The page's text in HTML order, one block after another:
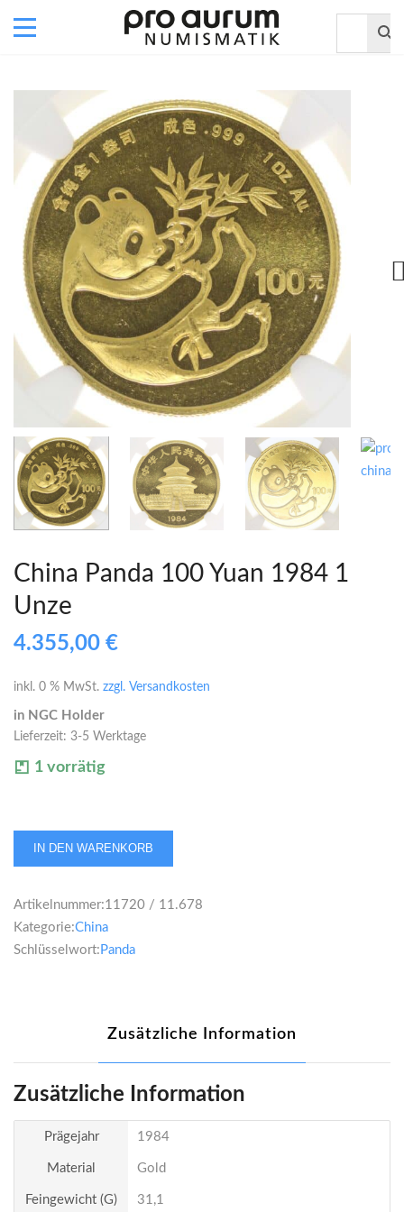
China Panda 100 Yuan 1984 1
Unze
4.355,00 €
inkl. 0 % MwSt. zzgl. Versandkosten
in NGC Holder
Lieferzeit: 3-5 Werktage
1 vorrätig
China
Yuan
1984
1
IN DEN WARENKORB
Artikelnummer:11720 / 11.678
Kategorie:China
Schlüsselwort: Panda
Zusätzliche Information
Zusätzliche Information
Prägejahr 1984
Material Gold
Feingewicht (g) 31,1